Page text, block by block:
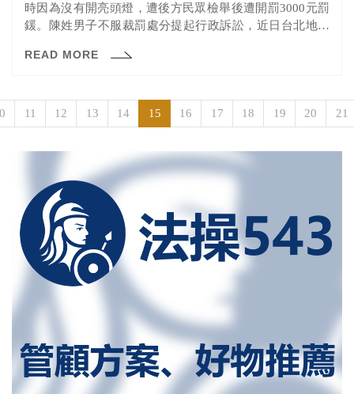
時因為沒有開亮頭燈，遭後方民眾檢舉後遭開罰3000元罰
鍰。陳姓男子不服裁罰處分提起行政訴訟，近日台北地方
動的方式移動攝影鏡頭進行拍攝，亦構成有礙安全駕駛的
READ MORE
11 12 13 14 15 16 17 18 19 20 21